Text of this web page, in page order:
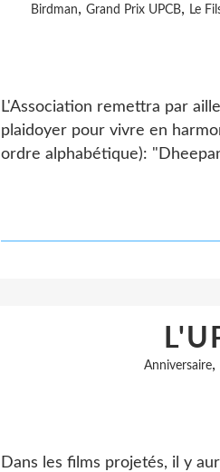
Birdman, Grand Prix UPCB, Le
L'Association remettra par
plaidoyer pour vivre en
ordre alphabétique):
Anniversaire,
Dans les films projetés, il y